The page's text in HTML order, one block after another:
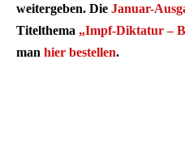
weitergeben. Die Januar-
Titelthema „Impf-Diktatur –
man hier bestellen.